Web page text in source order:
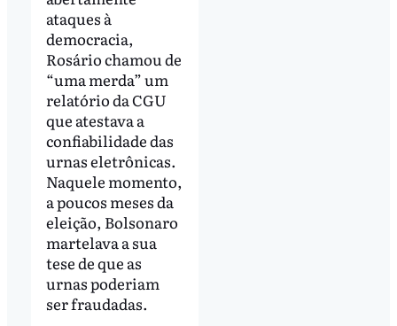
ataques à
democracia,
Rosário chamou de
“uma merda” um
relatório da CGU
que atestava a
confiabilidade das
urnas eletrônicas.
Naquele momento,
a poucos meses da
eleição, Bolsonaro
martelava a sua
tese de que as
urnas poderiam
ser fraudadas.